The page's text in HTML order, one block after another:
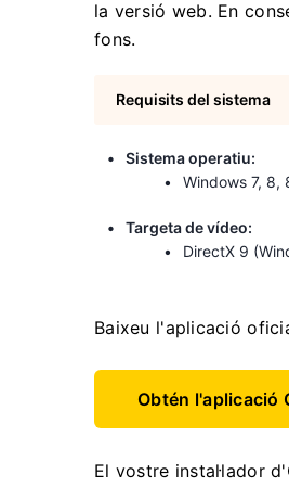
la versió web. En
fons.
Requisits del sistema
Sistema operatiu:
Windows 7, 8,
Targeta de vídeo:
DirectX 9
Baixeu l'aplicació
Obtén l'aplicació
El vostre instal·lador